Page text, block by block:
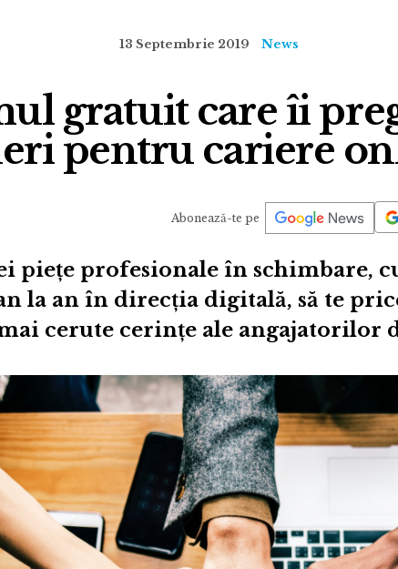
13 Septembrie 2019
News
gratuit care îi
pentru cariere
Abonează-te pe
piețe profesionale în schimbare,
an la an în direcția digitală, să te
cerute cerințe ale angajatorilor